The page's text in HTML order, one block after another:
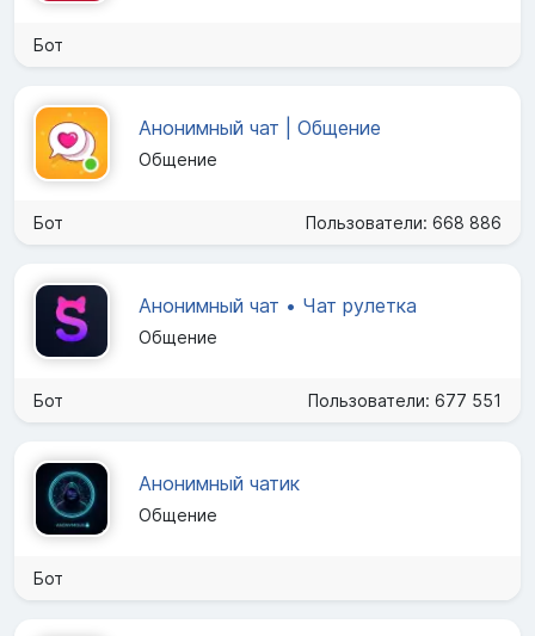
Бот
Анонимный чат | Общение
Общение
Бот Пользователи: 668 886
Анонимный чат • Чат рулетка
Общение
Бот Пользователи: 677 551
Анонимный чатик
Общение
Бот